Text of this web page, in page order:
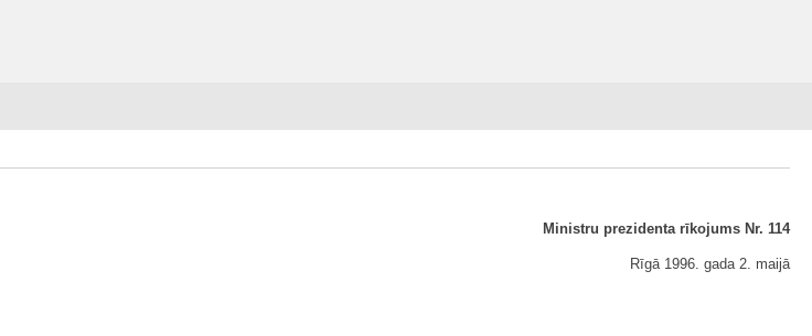
Ministru prezidenta rīkojums Nr. 114
Rīgā 1996. gada 2. maijā